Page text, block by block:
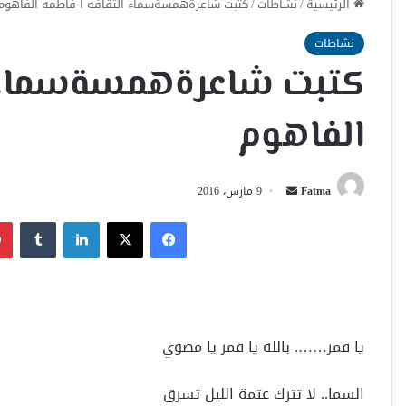
نشاطات
كتبت شاعرةهمسةسماء
الفاهوم
Fatma
أرسل 9 مارس، 2016
فيسبوك‫X لينكدإن
يا قمر……. بالله يا قمر يا مضوي
السما.. لا تترك عتمة الليل تسرق